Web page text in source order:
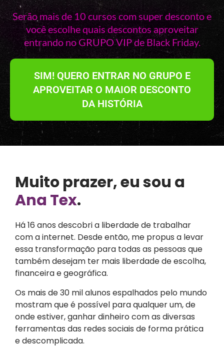
Serão mais de 10 cursos com super desconto e
você escolhe quais descontos aproveitar
entrando no GRUPO VIP de Black Friday.
SIM! QUERO ENTRAR NO GRUPO E
APROVEITAR O MAIOR DESCONTO
DA HISTÓRIA
Muito prazer, eu sou a
Ana Tex.
Há 16 anos descobri a liberdade de trabalhar
com a internet. Desde então, me propus a levar
essa transformação para todas as pessoas que
também desejam ter mais liberdade de escolha,
financeira e geográfica.
Os mais de 30 mil alunos espalhados pelo mundo
mostram que é possível para qualquer um, de
onde estiver, ganhar dinheiro com as diversas
ferramentas das redes sociais de forma prática
e descomplicada.